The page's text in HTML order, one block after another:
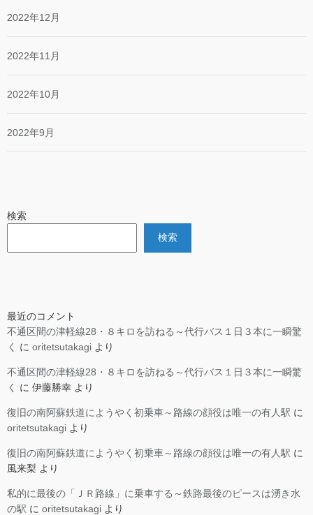
2022年12月
2022年11月
2022年10月
2022年9月
検索
検索
最近のコメント
不通区間の津軽線28・８キロを訪ねる～代行バス１日３本に一瞬驚
く
に oritetsutakagi より
不通区間の津軽線28・８キロを訪ねる～代行バス１日３本に一瞬驚
く
に 伊藤勝幸 より
復旧の南阿蘇鉄道にようやく初乗車～路線の顔役は唯一の有人駅 に
oritetsutakagi より
復旧の南阿蘇鉄道にようやく初乗車～路線の顔役は唯一の有人駅 に
風来梨 より
私的に最後の「ＪＲ路線」に乗車する～鉄路最後のピースは湧き水
の駅 に oritetsutakagi より